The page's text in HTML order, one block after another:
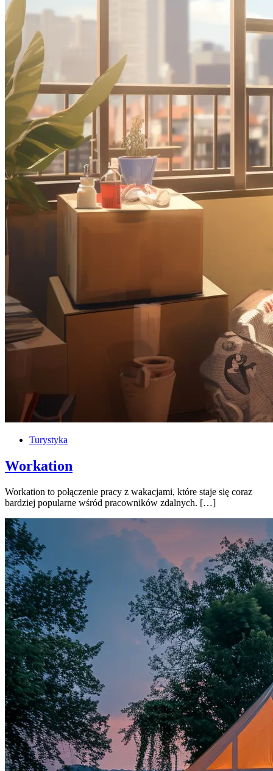
Turystyka
Workation
Workation to połączenie pracy z wakacjami, które staje się coraz
bardziej popularne wśród pracowników zdalnych. […]